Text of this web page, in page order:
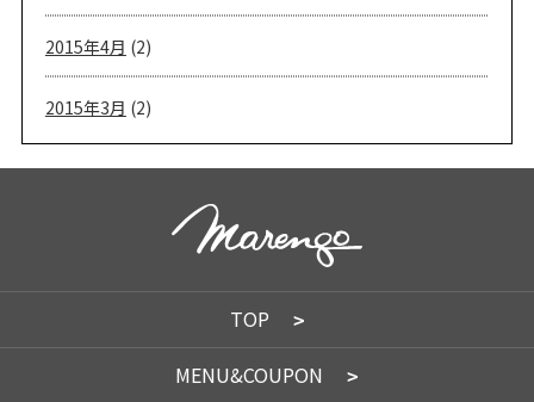
2015年4月 (2)
2015年3月 (2)
TOP
MENU&COUPON